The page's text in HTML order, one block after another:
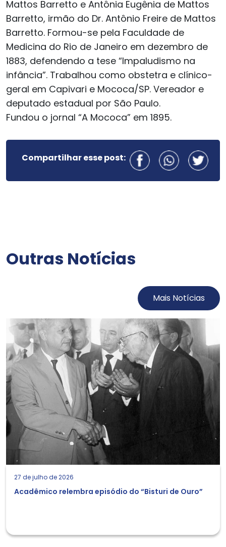
Mattos Barretto e Antônia Eugênia de Mattos
Barretto, irmão do Dr. Antônio Freire de Mattos
Barretto. Formou-se pela Faculdade de
Medicina do Rio de Janeiro em dezembro de
1883, defendendo a tese “Impaludismo na
infância”. Trabalhou como obstetra e clínico-
geral em Capivari e Mococa/SP. Vereador e
deputado estadual por São Paulo.
Fundou o jornal “A Mococa” em 1895.
Compartilhar esse post:
Outras Notícias
Mais Notícias
27 de julho de 2026
Acadêmico relembra episódio do “Bisturi de Ouro”